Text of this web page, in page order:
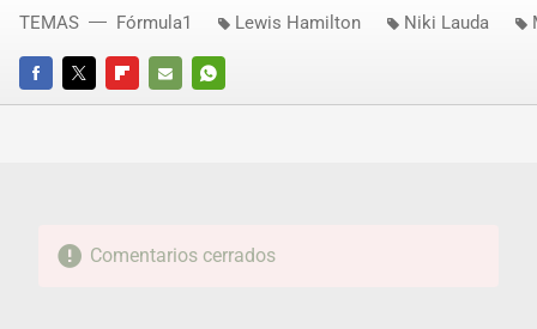
FACEBOOKTWITTERFLIPBOARD
E-
WHATSAPP
TEMAS Fórmula1 Lewis Hamilton Niki Lauda
Comentarios cerrados